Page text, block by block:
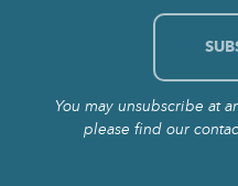
You may unsubscribe at
please find our